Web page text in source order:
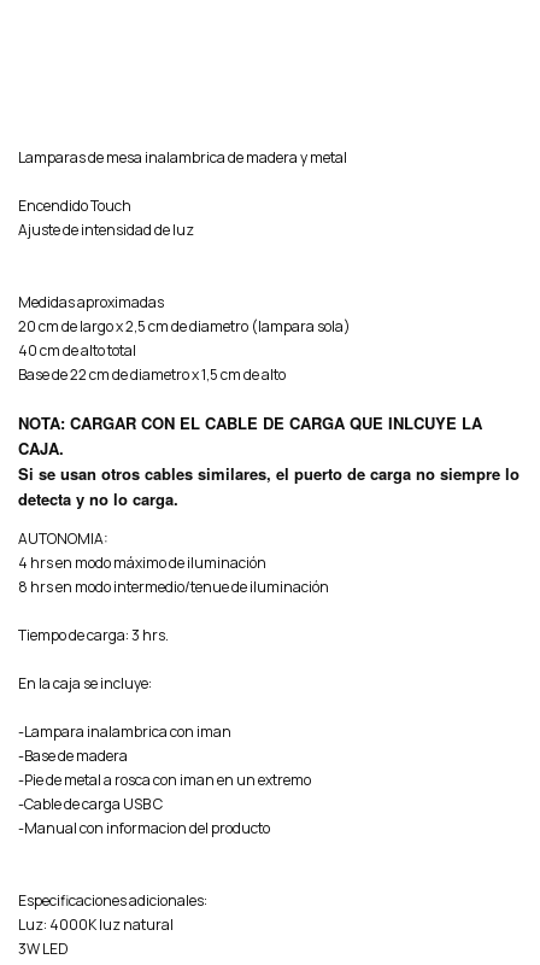
Lamparas de mesa inalambrica de madera y metal
Encendido Touch
Ajuste de intensidad de luz
Medidas aproximadas
20 cm de largo x 2,5 cm de diametro (lampara sola)
40 cm de alto total
Base de 22 cm de diametro x 1,5 cm de alto
NOTA: CARGAR CON EL CABLE DE CARGA QUE INLCUYE LA
CAJA.
Si se usan otros cables similares, el puerto de carga no siempre lo
detecta y no lo carga.
AUTONOMIA:
4 hrs en modo máximo de iluminación
8 hrs en modo intermedio/tenue de iluminación
Tiempo de carga: 3 hrs.
En la caja se incluye:
-Lampara inalambrica con iman
-Base de madera
-Pie de metal a rosca con iman en un extremo
-Cable de carga USB C
-Manual con informacion del producto
Especificaciones adicionales:
Luz: 4000K luz natural
3W LED